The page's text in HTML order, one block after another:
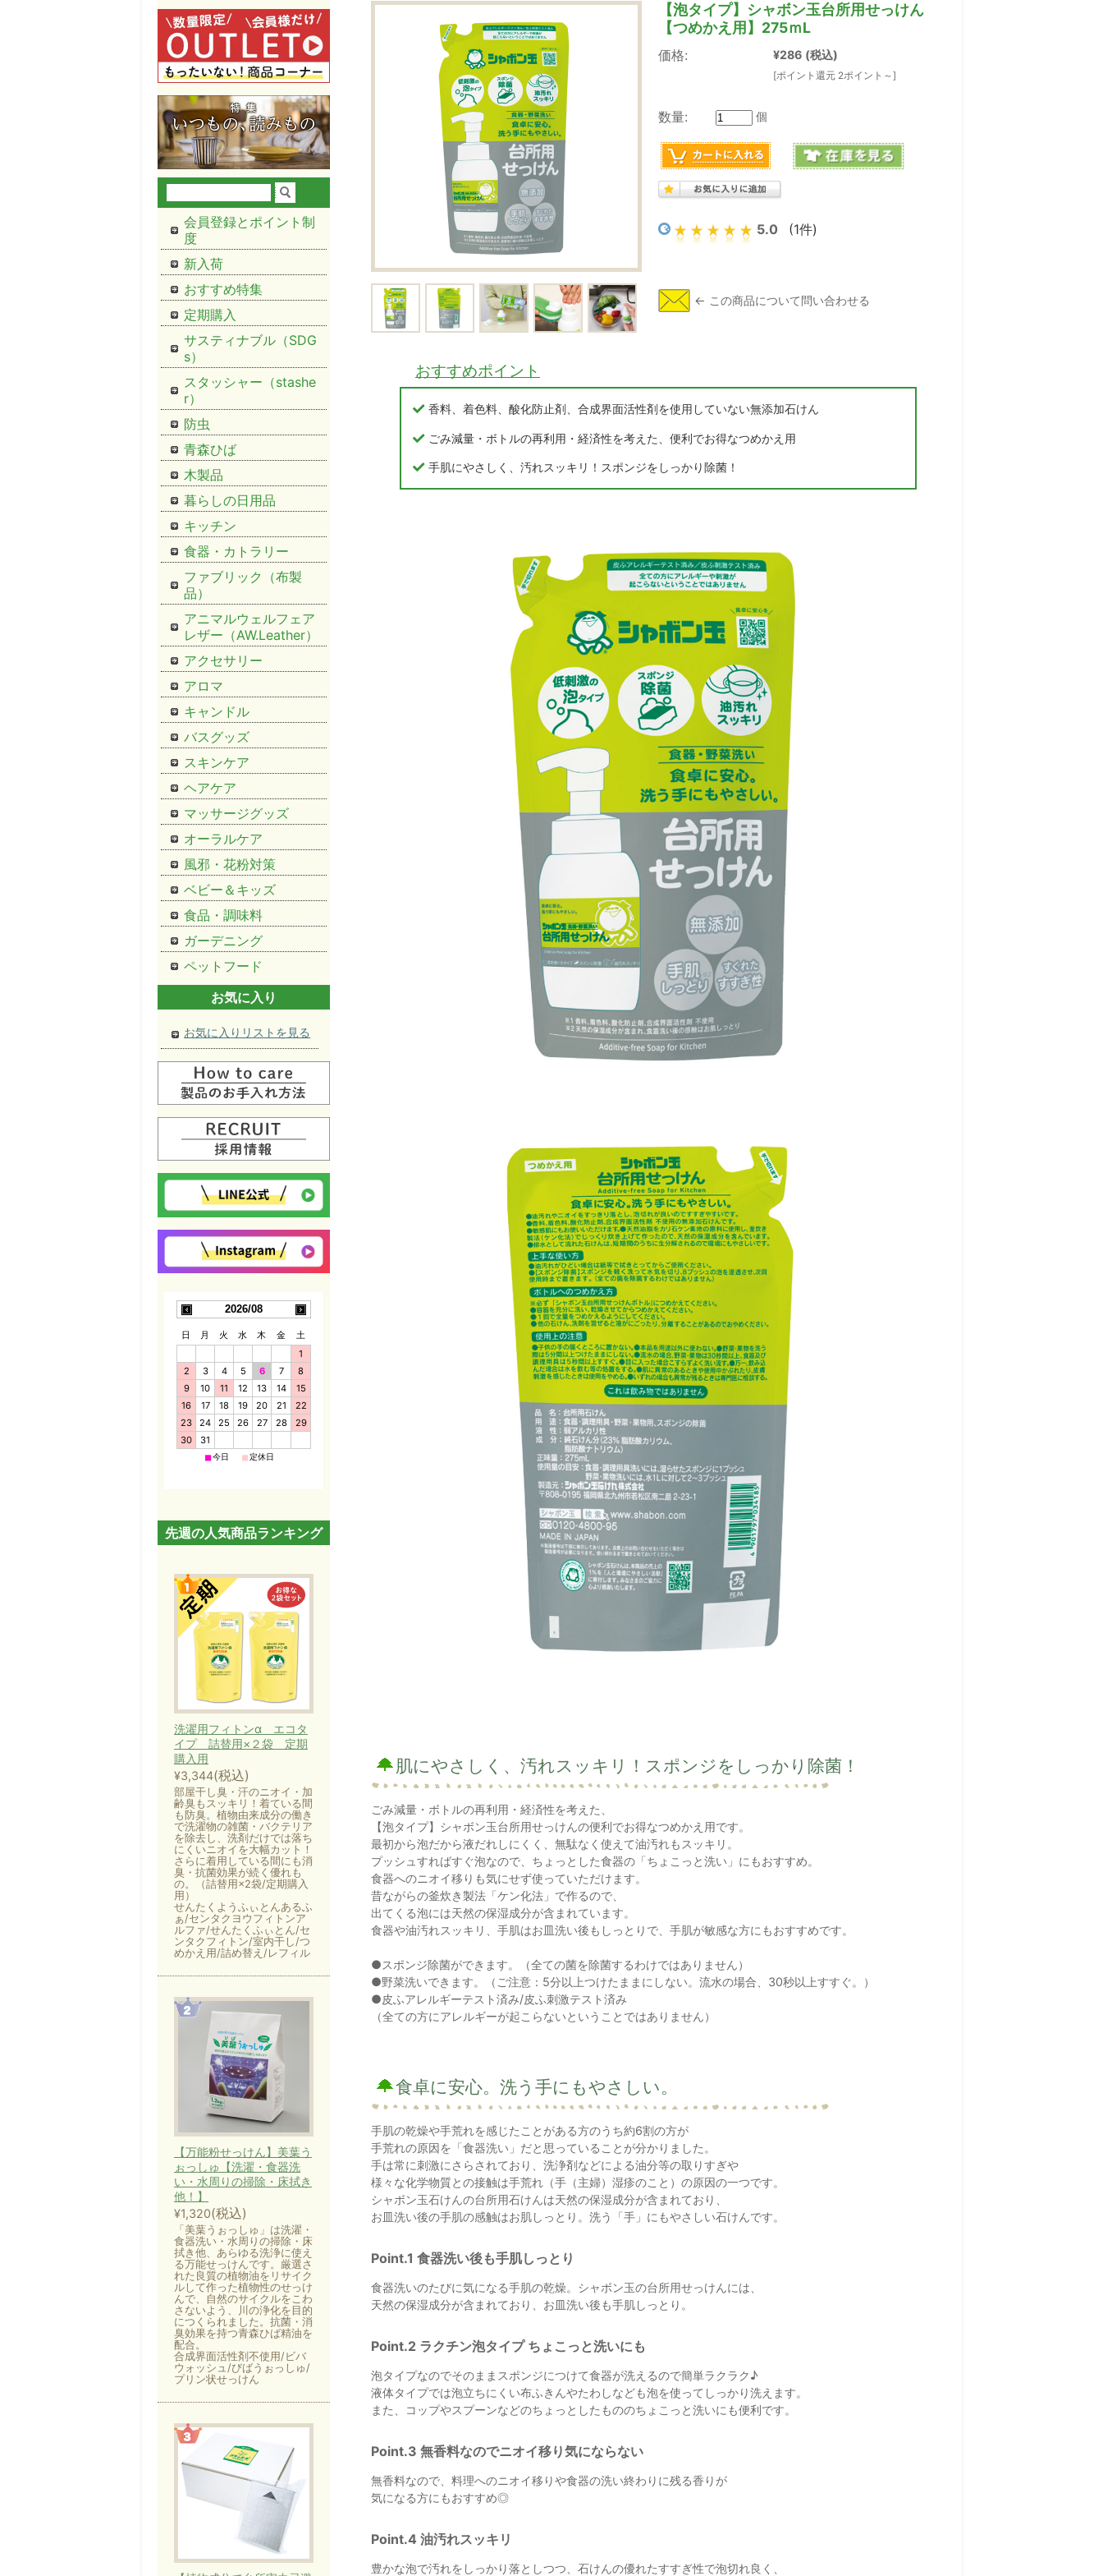
【泡タイプ】シャボン玉台所用せっけん
【つめかえ用】275ｍL
価格: ¥286 (税込)
[ポイント還元 2ポイント～]
数量: 個
5.0 (1件)
おすすめポイント
香料、着色料、酸化防止剤、合成界面活性剤を使用していない無添加石けん
ごみ減量・ボトルの再利用・経済性を考えた、便利でお得なつめかえ用
手肌にやさしく、汚れスッキリ！スポンジをしっかり除菌！
肌にやさしく、汚れスッキリ！スポンジをしっかり除菌！
ごみ減量・ボトルの再利用・経済性を考えた、
【泡タイプ】シャボン玉台所用せっけんの便利でお得なつめかえ用です。
最初から泡だから液だれしにくく、無駄なく使えて油汚れもスッキリ。
プッシュすればすぐ泡なので、ちょっとした食器の「ちょこっと洗い」にもおすすめ。
食器へのニオイ移りも気にせず使っていただけます。
昔ながらの釜炊き製法「ケン化法」で作るので、
出てくる泡には天然の保湿成分が含まれています。
食器や油汚れスッキリ、手肌はお皿洗い後もしっとりで、手肌が敏感な方にもおすすめです。
●スポンジ除菌ができます。（全ての菌を除菌するわけではありません）
●野菜洗いできます。（ご注意：5分以上つけたままにしない。流水の場合、30秒以上すすぐ。）
●皮ふアレルギーテスト済み/皮ふ刺激テスト済み
（全ての方にアレルギーが起こらないということではありません）
食卓に安心。洗う手にもやさしい。
手肌の乾燥や手荒れを感じたことがある方のうち約6割の方が
手荒れの原因を「食器洗い」だと思っていることが分かりました。
手は常に刺激にさらされており、洗浄剤などによる油分等の取りすぎや
様々な化学物質との接触は手荒れ（手（主婦）湿疹のこと）の原因の一つです。
シャボン玉石けんの台所用石けんは天然の保湿成分が含まれており、
お皿洗い後の手肌の感触はお肌しっとり。洗う「手」にもやさしい石けんです。
Point.1 食器洗い後も手肌しっとり
食器洗いのたびに気になる手肌の乾燥。シャボン玉の台所用せっけんには、
天然の保湿成分が含まれており、お皿洗い後も手肌しっとり。
Point.2 ラクチン泡タイプ ちょこっと洗いにも
泡タイプなのでそのままスポンジにつけて食器が洗えるので簡単ラクラク♪
液体タイプでは泡立ちにくい布ふきんやたわしなども泡を使ってしっかり洗えます。
また、コップやスプーンなどのちょっとしたもののちょこっと洗いにも便利です。
Point.3 無香料なのでニオイ移り気にならない
無香料なので、料理へのニオイ移りや食器の洗い終わりに残る香りが
気になる方にもおすすめ◎
Point.4 油汚れスッキリ
豊かな泡で汚れをしっかり落としつつ、石けんの優れたすすぎ性で泡切れ良く、
会員登録とポイント制
度
新入荷
おすすめ特集
定期購入
サスティナブル（SDG
s）
スタッシャー（stashe
r）
防虫
青森ひば
木製品
暮らしの日用品
キッチン
食器・カトラリー
ファブリック（布製
品）
アニマルウェルフェア
レザー（AW.Leather）
アクセサリー
アロマ
キャンドル
バスグッズ
スキンケア
ヘアケア
マッサージグッズ
オーラルケア
風邪・花粉対策
ベビー＆キッズ
食品・調味料
ガーデニング
ペットフード
お気に入り
お気に入りリストを見る
2026/08
日 月 火 水 木 金
土
1
2
3 4 5 6 7
8
9
10 11 12 13 14
15
16
17 18 19 20 21
22
23
24 25 26 27 28
29
30
31
■今日 ■定休日
先週の人気商品ランキング
洗濯用フィトンα エコタ
イプ 詰替用×２袋 定期
購入用
¥3,344(税込)
部屋干し臭・汗のニオイ・加
齢臭もスッキリ！着ている間
も防臭。植物由来成分の働き
で洗濯物の雑菌・バクテリア
を除去し、洗剤だけでは落ち
にくいニオイを大幅カット！
さらに着用している間にも消
臭・抗菌効果が続く優れも
の。（詰替用×2袋/定期購入
用）
せんたくようふぃとんあるふ
ぁ/センタクヨウフィトンア
ルファ/せんたくふぃとん/セ
ンタクフィトン/室内干し/つ
めかえ用/詰め替え/レフィル
【万能粉せっけん】美葉う
ぉっしゅ【洗濯・食器洗
い・水周りの掃除・床拭き
他！】
¥1,320(税込)
「美葉うぉっしゅ」は洗濯・
食器洗い・水周りの掃除・床
拭き他、あらゆる洗浄に使え
る万能せっけんです。厳選さ
れた良質の植物油をリサイク
ルして作った植物性のせっけ
んで、自然のサイクルをこわ
さないよう、川の浄化を目的
につくられました。抗菌・消
臭効果を持つ青森ひば精油を
配合。
合成界面活性剤不使用/ビバ
ウォッシュ/びばうぉっしゅ/
プリン状せっけん